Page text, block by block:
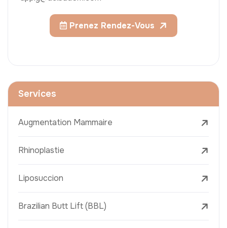
Prenez Rendez-Vous
Services
Augmentation Mammaire
Rhinoplastie
Liposuccion
Brazilian Butt Lift (BBL)